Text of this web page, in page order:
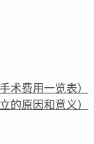
术费用一览表）
的原因和意义）